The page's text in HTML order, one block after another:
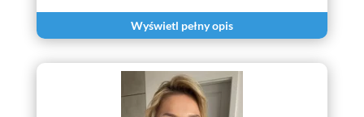
Wyświetl pełny opis